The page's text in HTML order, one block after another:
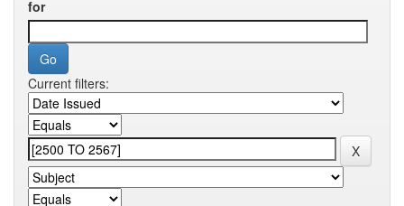
for
Current filters: